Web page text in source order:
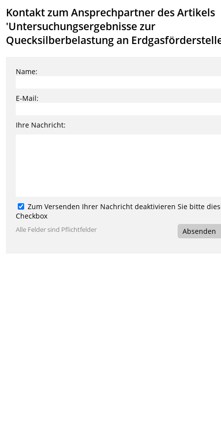
Kontakt zum Ansprechpartner des Artikels
'Untersuchungsergebnisse zur
Quecksilberbelastung an
Name:
E-Mail:
Ihre Nachricht:
Zum Versenden Ihrer Nachricht deaktivieren Sie bitte
Checkbox
Alle Felder sind Pflichtfelder Absenden